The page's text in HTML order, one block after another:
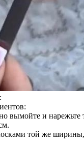
вымойте и нарежьте
той же